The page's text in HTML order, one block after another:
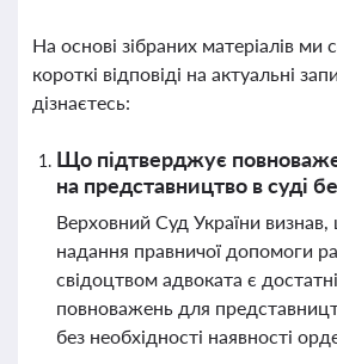
На основі зібраних матеріалів ми
короткі відповіді на актуальні
дізнаєтесь:
Що підтверджує
на представництво в суді
Верховний Суд України
надання правничої допомоги
свідоцтвом адвоката є
повноважень для
без необхідності наявності